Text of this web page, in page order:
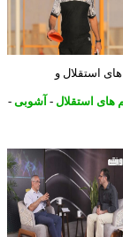
و
استقلال-آشوبی-